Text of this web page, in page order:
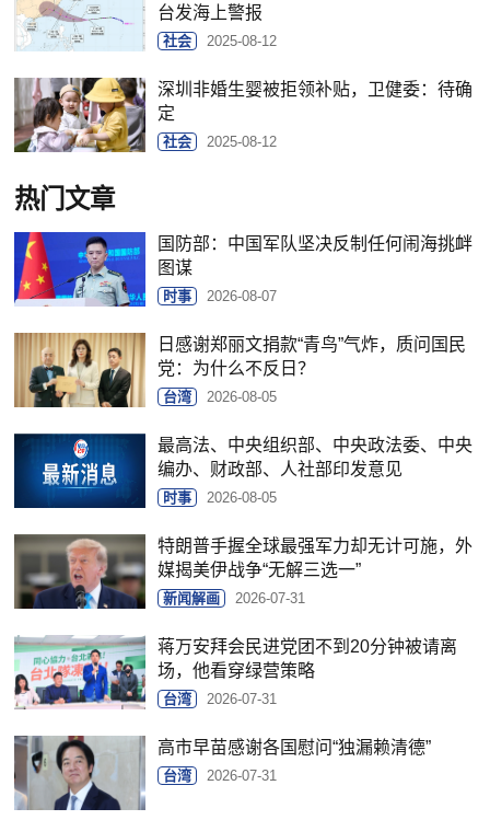
台发海上警报
社会 2025-08-12
深圳非婚生婴被拒领补贴，卫健委：待确
定
社会 2025-08-12
热门文章
国防部：中国军队坚决反制任何闹海挑衅
图谋
时事 2026-08-07
日感谢郑丽文捐款“青鸟”气炸，质问国民
党：为什么不反日？
台湾 2026-08-05
最高法、中央组织部、中央政法委、中央
编办、财政部、人社部印发意见
时事 2026-08-05
特朗普手握全球最强军力却无计可施，外
媒揭美伊战争“无解三选一”
新闻解画 2026-07-31
蒋万安拜会民进党团不到20分钟被请离
场，他看穿绿营策略
台湾 2026-07-31
高市早苗感谢各国慰问“独漏赖清德”
台湾 2026-07-31